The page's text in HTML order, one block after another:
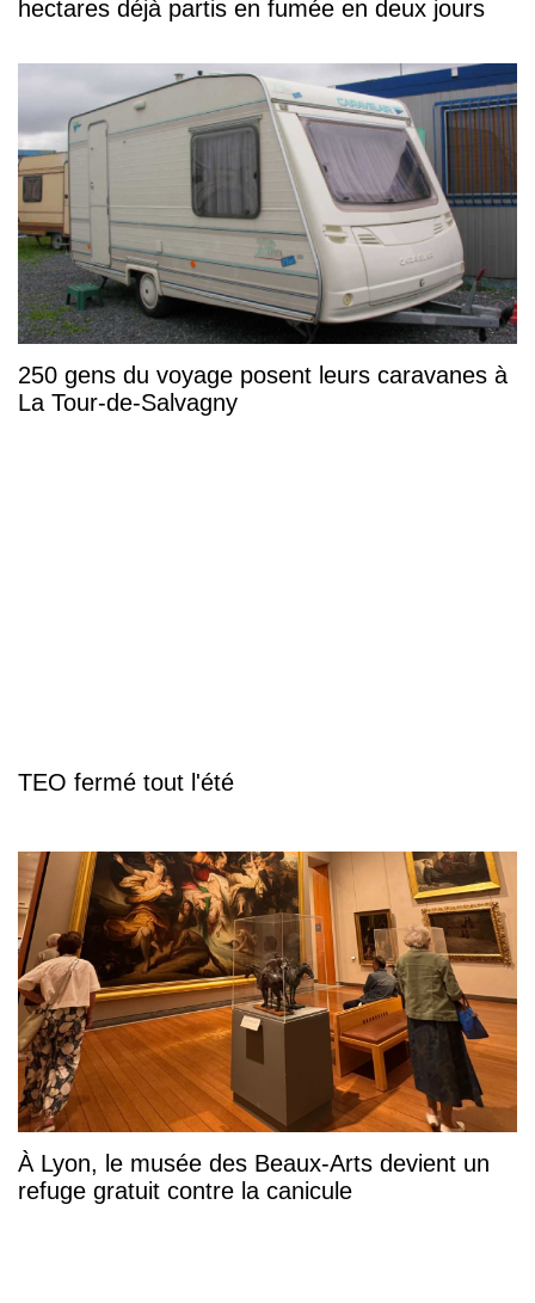
hectares déjà partis en fumée en deux jours
250 gens du voyage posent leurs caravanes à
La Tour-de-Salvagny
TEO fermé tout l'été
À Lyon, le musée des Beaux-Arts devient un
refuge gratuit contre la canicule